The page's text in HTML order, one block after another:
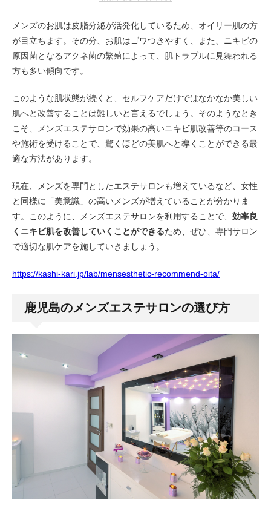
メンズのお肌は皮脂分泌が活発化しているため、オイリー肌の方
が目立ちます。その分、お肌はゴワつきやすく、また、ニキビの
原因菌となるアクネ菌の繁殖によって、肌トラブルに見舞われる
方も多い傾向です。
このような肌状態が続くと、セルフケアだけではなかなか美しい
肌へと改善することは難しいと言えるでしょう。そのようなとき
こそ、メンズエステサロンで効果の高いニキビ肌改善等のコース
や施術を受けることで、驚くほどの美肌へと導くことができる最
適な方法があります。
現在、メンズを専門としたエステサロンも増えているなど、女性
と同様に「美意識」の高いメンズが増えていることが分かりま
す。このように、メンズエステサロンを利用することで、 効率良
くニキビ肌を改善していくことができるため、ぜひ、専門サロン
で適切な肌ケアを施していきましょう。
https://kashi-kari.jp/lab/mensesthetic-recommend-oita/
鹿児島のメンズエステサロンの選び方